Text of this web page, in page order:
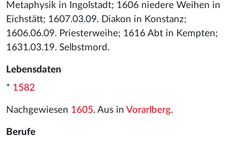
Metaphysik in Ingolstadt; 1606 niedere Weihen in
Eichstätt; 1607.03.09. Diakon in Konstanz;
1606.06.09. Priesterweihe; 1616 Abt in Kempten;
1631.03.19. Selbstmord.
Lebensdaten
* 1582
Nachgewiesen 1605. Aus in Vorarlberg.
Berufe